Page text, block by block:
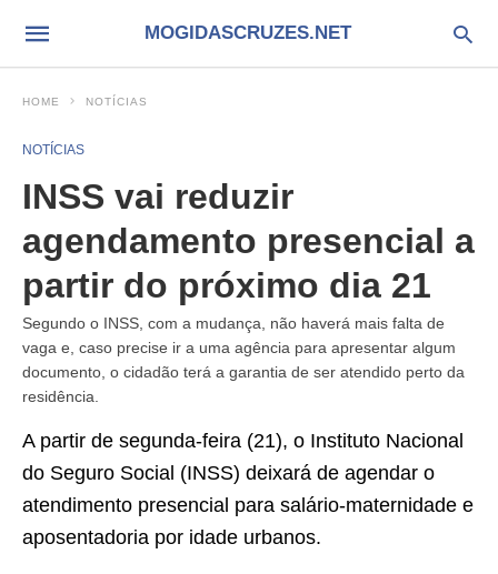
MOGIDASCRUZES.NET
HOME NOTÍCIAS
NOTÍCIAS
INSS vai reduzir
agendamento presencial a
partir do próximo dia 21
Segundo o INSS, com a mudança, não haverá mais falta de
vaga e, caso precise ir a uma agência para apresentar algum
documento, o cidadão terá a garantia de ser atendido perto da
residência.
A partir de segunda-feira (21), o Instituto Nacional
do Seguro Social (INSS) deixará de agendar o
atendimento presencial para salário-maternidade e
aposentadoria por idade urbanos.